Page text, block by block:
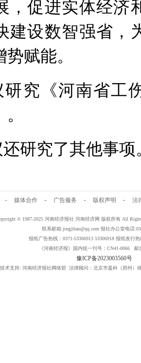
，促进实体经济
建设数智强省，
赋能。
研究《河南省工
研究了其他事
- 媒体合作 - 广告服务 - 版权声明 - 法
© 1987-2025 河南经济报社 河南经济网 版权所有 All
联系邮箱:jingjibao@qq.com 报社办公室电话
报纸广告热线：0371-53306913 53306918 报纸发行热
《河南经济报》国内统一刊号：CN41-0066 邮
豫ICP备2023003560号
技术支持: 河南经济报社网络部 法律顾问：北京市盈科（郑州